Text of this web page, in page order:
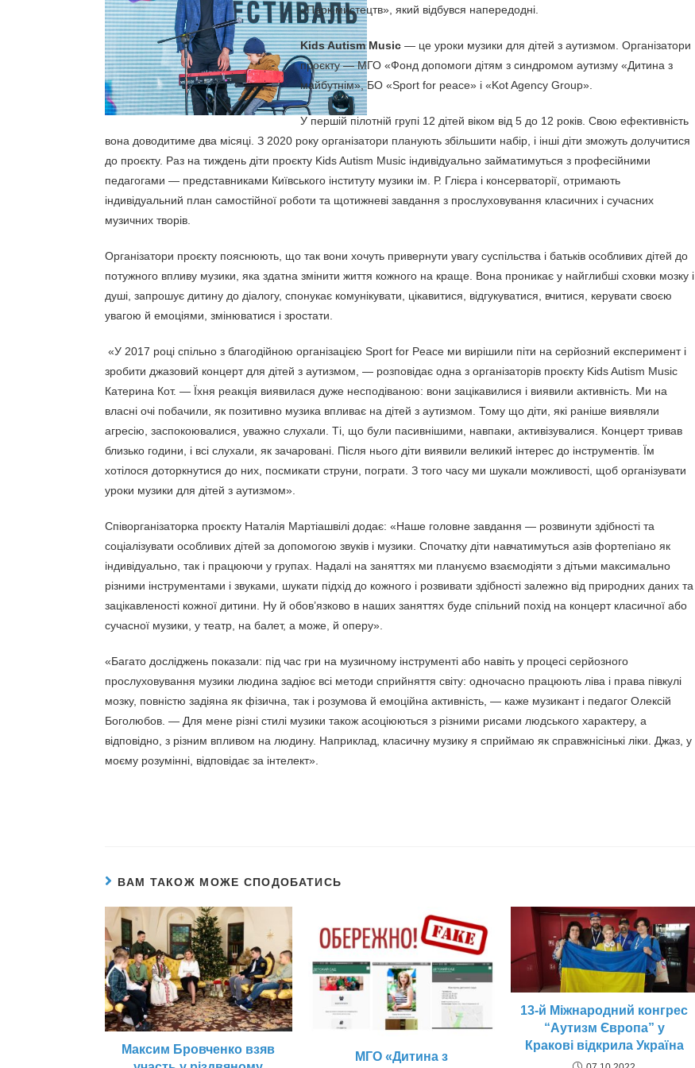
«Парк мистецтв», який відбувся напередодні.
Kids Autism Music— це уроки музики для дітей з аутизмом. Організатори
проєкту — МГО «Фонд допомоги дітям з синдромом аутизму «Дитина з
майбутнім», БО «Sport for peace» і «Kot Agency Group».
У першій пілотній групі 12 дітей віком від 5 до 12 років. Свою ефективність
вона доводитиме два місяці. З 2020 року організатори планують збільшити набір, і інші діти зможуть долучитися
до проєкту. Раз на тиждень діти проєкту Kids Autism Music індивідуально займатимуться з професійними
педагогами — представниками Київського інституту музики ім. Р. Глієра і консерваторії, отримають
індивідуальний план самостійної роботи та щотижневі завдання з прослуховування класичних і сучасних
музичних творів.
Організатори проєкту пояснюють, що так вони хочуть привернути увагу суспільства і батьків особливих дітей до
потужного впливу музики, яка здатна змінити життя кожного на краще. Вона проникає у найглибші сховки мозку і
душі, запрошує дитину до діалогу, спонукає комунікувати, цікавитися, відгукуватися, вчитися, керувати своєю
увагою й емоціями, змінюватися і зростати.
«У 2017 році спільно з благодійною організацією Sport for Peace ми вирішили піти на серйозний експеримент і
зробити джазовий концерт для дітей з аутизмом, — розповідає одна з організаторів проєкту Kids Autism Music
Катерина Кот. — Їхня реакція виявилася дуже несподіваною: вони зацікавилися і виявили активність. Ми на
власні очі побачили, як позитивно музика впливає на дітей з аутизмом. Тому що діти, які раніше виявляли
агресію, заспокоювалися, уважно слухали. Ті, що були пасивнішими, навпаки, активізувалися. Концерт тривав
близько години, і всі слухали, як зачаровані. Після нього діти виявили великий інтерес до інструментів. Їм
хотілося доторкнутися до них, посмикати струни, пограти. З того часу ми шукали можливості, щоб організувати
уроки музики для дітей з аутизмом».
Співорганізаторка проєкту Наталія Мартіашвілі додає: «Наше головне завдання — розвинути здібності та
соціалізувати особливих дітей за допомогою звуків і музики. Спочатку діти навчатимуться азів фортепіано як
індивідуально, так і працюючи у групах. Надалі на заняттях ми плануємо взаємодіяти з дітьми максимально
різними інструментами і звуками, шукати підхід до кожного і розвивати здібності залежно від природних даних та
зацікавленості кожної дитини. Ну й обов’язково в наших заняттях буде спільний похід на концерт класичної або
сучасної музики, у театр, на балет, а може, й оперу».
«Багато досліджень показали: під час гри на музичному інструменті або навіть у процесі серйозного
прослуховування музики людина задіює всі методи сприйняття світу: одночасно працюють ліва і права півкулі
мозку, повністю задіяна як фізична, так і розумова й емоційна активність, — каже музикант і педагог Олексій
Боголюбов. — Для мене різні стилі музики також асоціюються з різними рисами людського характеру, а
відповідно, з різним впливом на людину. Наприклад, класичну музику я сприймаю як справжнісінькі ліки. Джаз, у
моєму розумінні, відповідає за інтелект».
ВАМ ТАКОЖ МОЖЕ СПОДОБАТИСЬ
Максим Бровченко взяв
МГО «Дитина з
13-й Міжнародний конгрес
“Аутизм Європа” у
Кракові відкрила Україна